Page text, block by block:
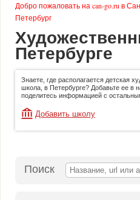
Добро пожаловать на can-go.ru в
Петербург
Петербурге
Знаете, где располагается детская
школа, в Петербурге? Добавьте ее в
поделитесь информацией с
Добавить школу
Поиск